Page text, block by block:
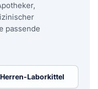
passende
Herren-Laborkittel